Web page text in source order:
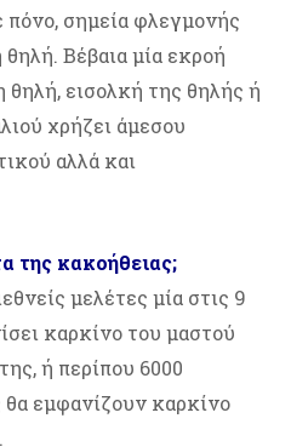
σημεία φλεγμονής
Βέβαια μία εκροή
θηλή, εισολκή της θηλής ή
χρήζει άμεσου
αλλά και
της κακοήθειας;
μελέτες μία στις 9
καρκίνο του μαστού
ή περίπου 6000
εμφανίζουν καρκίνο